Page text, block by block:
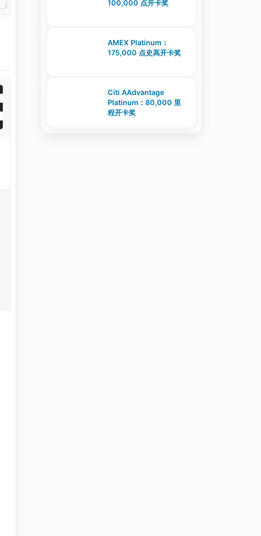
100,000 点开卡奖
AMEX Platinum：
175,000 点史高开卡奖
Citi AAdvantage
Platinum：80,000 里
程开卡奖